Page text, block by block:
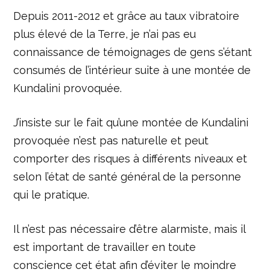
Depuis 2011-2012 et grâce au taux vibratoire
plus élevé de la Terre, je n’ai pas eu
connaissance de témoignages de gens s’étant
consumés de l’intérieur suite à une montée de
Kundalini provoquée.
J’insiste sur le fait qu’une montée de Kundalini
provoquée n’est pas naturelle et peut
comporter des risques à différents niveaux et
selon l’état de santé général de la personne
qui le pratique.
Il n’est pas nécessaire d’être alarmiste, mais il
est important de travailler en toute
conscience cet état afin d’éviter le moindre